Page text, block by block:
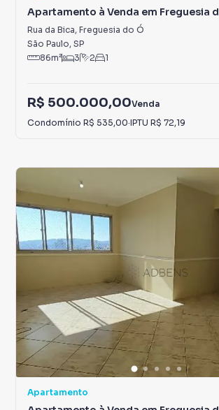
Apartamento à Venda em Freguesia
Rua da Bica, Freguesia do Ó
São Paulo, SP
86m² 3 2 1
R$ 500.000,00Venda
Condomínio R$ 535,00·IPTU R$ 72,19
Apartamento